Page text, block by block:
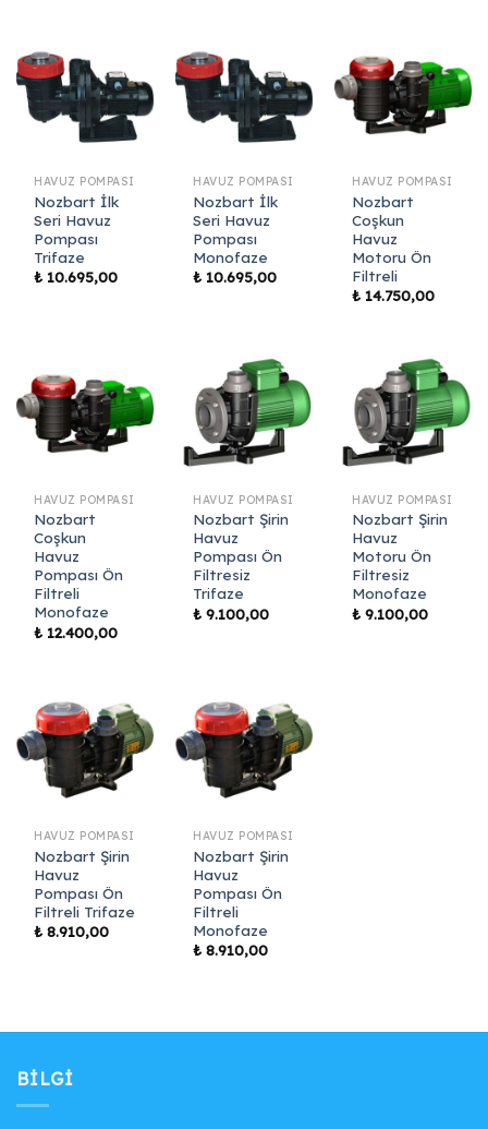
HAVUZ POMPASI
Nozbart İlk
Seri Havuz
Pompası
Trifaze
₺ 10.695,00
HAVUZ POMPASI
Nozbart İlk
Seri Havuz
Pompası
Monofaze
₺ 10.695,00
HAVUZ POMPASI
Nozbart
Coşkun
Havuz
Motoru Ön
Filtreli
₺ 14.750,00
HAVUZ POMPASI
Nozbart
Coşkun
Havuz
Pompası Ön
Filtreli
Monofaze
₺ 12.400,00
HAVUZ POMPASI
Nozbart Şirin
Havuz
Pompası Ön
Filtresiz
Trifaze
₺ 9.100,00
HAVUZ POMPASI
Nozbart Şirin
Havuz
Motoru Ön
Filtresiz
Monofaze
₺ 9.100,00
HAVUZ POMPASI
Nozbart Şirin
Havuz
Pompası Ön
Filtreli Trifaze
₺ 8.910,00
HAVUZ POMPASI
Nozbart Şirin
Havuz
Pompası Ön
Filtreli
Monofaze
₺ 8.910,00
BILGI